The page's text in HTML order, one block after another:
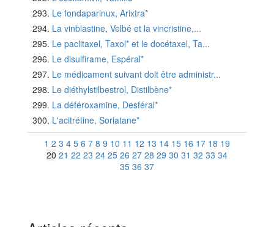
Le fondaparinux, Arixtra*
La vinblastine, Velbé et la vincristine,...
Le paclitaxel, Taxol* et le docétaxel, Ta...
Le disulfirame, Espéral*
Le médicament suivant doit être administr...
Le diéthylstilbestrol, Distilbène*
La déféroxamine, Desféral*
L'acitrétine, Soriatane*
1 2 3 4 5 6 7 8 9 10 11 12 13 14 15 16 17 18 19
20 21 22 23 24 25 26 27 28 29 30 31 32 33 34
35 36 37